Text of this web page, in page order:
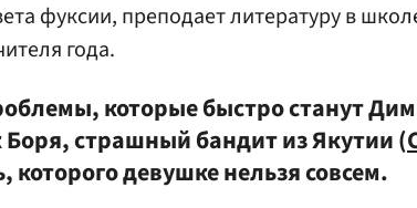
фуксии, преподает литературу в
года.
которые быстро станут
страшный бандит из Якутии (
которого девушке нельзя совсем.